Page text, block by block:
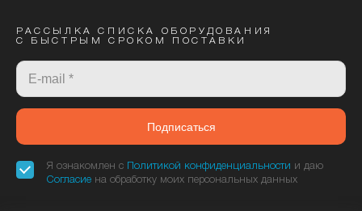
РАССЫЛКА СПИСКА ОБОРУДОВАНИЯ
С БЫСТРЫМ СРОКОМ ПОСТАВКИ
Подписаться
Я ознакомлен с Политикой конфиденциальности и даю
Согласие на обработку моих персональных данных